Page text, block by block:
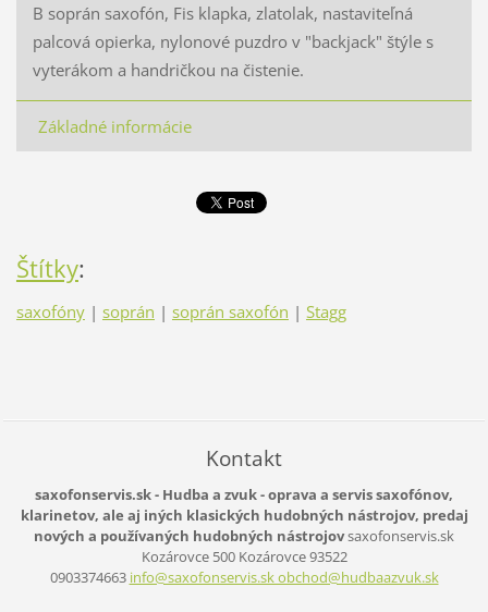
B soprán saxofón, Fis klapka, zlatolak, nastaviteľná
palcová opierka, nylonové puzdro v "backjack" štýle s
vyterákom a handričkou na čistenie.
Základné informácie
Štítky:
saxofóny | soprán | soprán saxofón | Stagg
Kontakt
saxofonservis.sk - Hudba a zvuk - oprava a servis saxofónov,
klarinetov, ale aj iných klasických hudobných nástrojov, predaj
nových a používaných hudobných nástrojovsaxofonservis.sk
Kozárovce 500Kozárovce93522
0903374663 info@saxofonservis.sk obchod@hudbaazvuk.sk